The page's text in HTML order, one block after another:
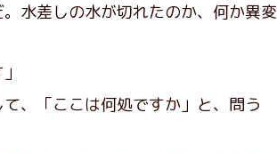
水差しの水が切れたのか、何か異変
、「ここは何処ですか」と、問う